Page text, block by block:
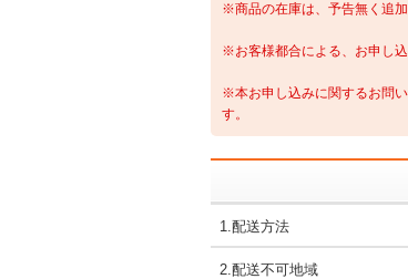
※商品の在庫は、予告無く追
※お客様都合による、お申し
※本お申し込みに関するお問
す。
1.配送方法
2.配送不可地域